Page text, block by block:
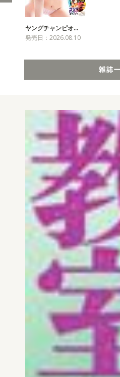
ヤングチャンピオ…
発売日：2026.08.10